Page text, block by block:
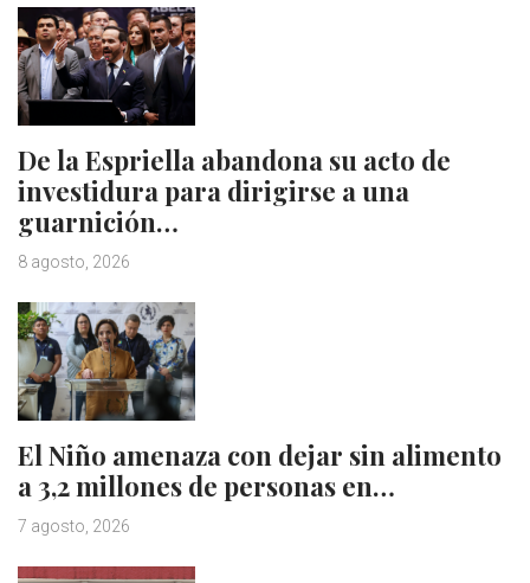
De la Espriella abandona su acto de
investidura para dirigirse a una
guarnición…
8 agosto, 2026
El Niño amenaza con dejar sin alimento
a 3,2 millones de personas en…
7 agosto, 2026